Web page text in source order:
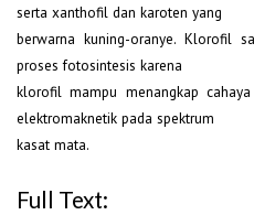
serta xanthofil dan karoten yang
berwarna kuning-oranye. Klorofil
proses fotosintesis karena
klorofil mampu menangkap
elektromaknetik pada spektrum
kasat mata.
Full Text: